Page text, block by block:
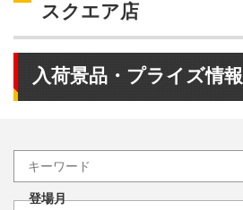
スクエア店
入荷景品・プライズ情報
登場月